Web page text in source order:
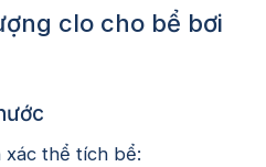
clo cho bể bơi
xác thể tích bể: